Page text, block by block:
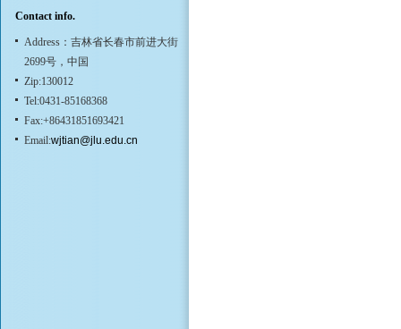
Contact info.
Address：吉林省长春市前进大街
2699号，中国
Zip:130012
Tel:0431-85168368
Fax:+86431851693421
Email:wjtian@jlu.edu.cn